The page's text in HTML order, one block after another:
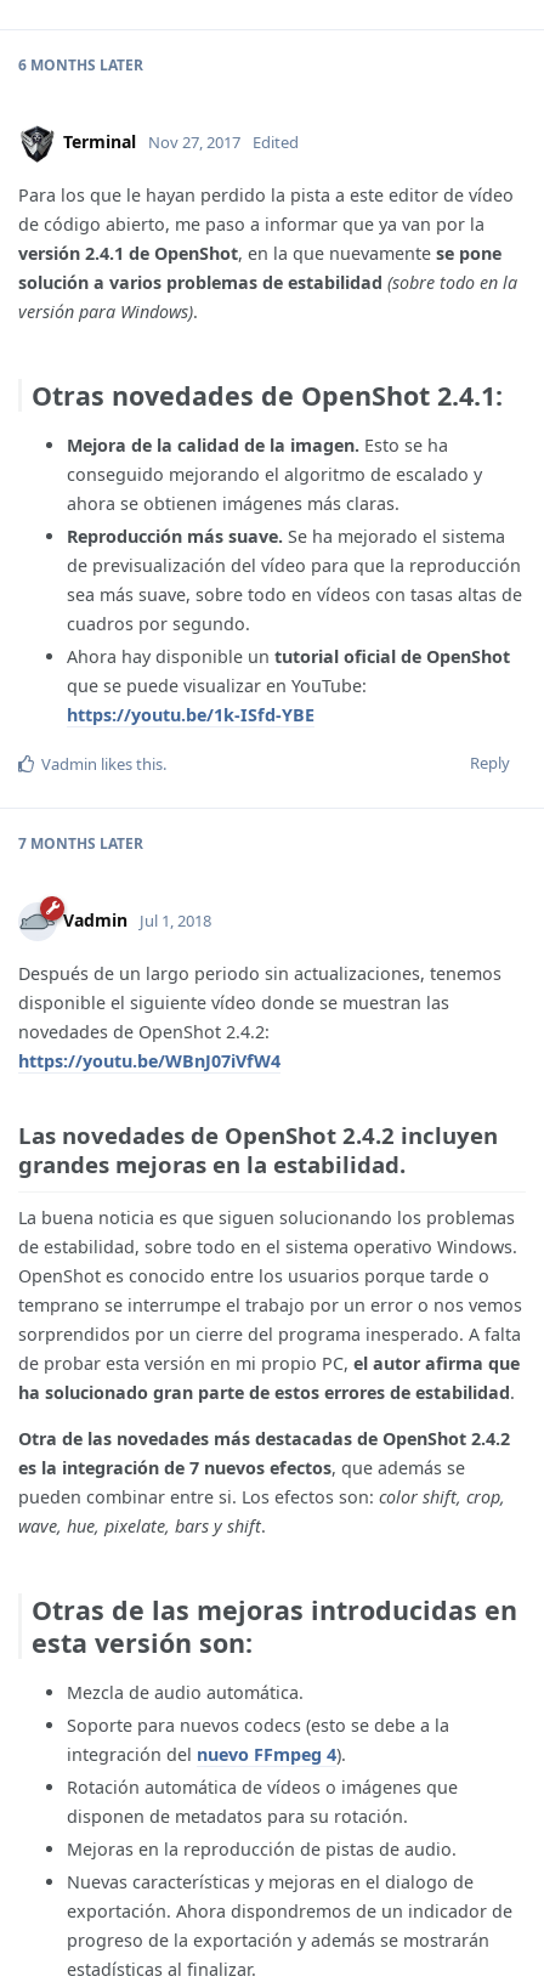
6 MONTHS LATER
Terminal Nov 27, 2017 Edited
Para los que le hayan perdido la pista a este editor de vídeo
de código abierto, me paso a informar que ya van por la
versión 2.4.1 de OpenShot, en la que nuevamente se pone
solución a varios problemas de estabilidad (sobre todo en la
versión para Windows).
Otras novedades de OpenShot 2.4.1:
Mejora de la calidad de la imagen. Esto se ha
conseguido mejorando el algoritmo de escalado y
ahora se obtienen imágenes más claras.
Reproducción más suave. Se ha mejorado el sistema
de previsualización del vídeo para que la reproducción
sea más suave, sobre todo en vídeos con tasas altas de
cuadros por segundo.
Ahora hay disponible un tutorial oficial de OpenShot
que se puede visualizar en YouTube:
https://youtu.be/1k-ISfd-YBE
Reply
Vadmin likes this.
7 MONTHS LATER
Vadmin Jul 1, 2018
Después de un largo periodo sin actualizaciones, tenemos
disponible el siguiente vídeo donde se muestran las
novedades de OpenShot 2.4.2:
https://youtu.be/WBnJ07iVfW4
Las novedades de OpenShot 2.4.2 incluyen
grandes mejoras en la estabilidad.
La buena noticia es que siguen solucionando los problemas
de estabilidad, sobre todo en el sistema operativo Windows.
OpenShot es conocido entre los usuarios porque tarde o
temprano se interrumpe el trabajo por un error o nos vemos
sorprendidos por un cierre del programa inesperado. A falta
de probar esta versión en mi propio PC, el autor afirma que
ha solucionado gran parte de estos errores de estabilidad.
Otra de las novedades más destacadas de OpenShot 2.4.2
es la integración de 7 nuevos efectos, que además se
pueden combinar entre si. Los efectos son: color shift, crop,
wave, hue, pixelate, bars y shift.
Otras de las mejoras introducidas en
esta versión son:
Mezcla de audio automática.
Soporte para nuevos codecs (esto se debe a la
integración del nuevo FFmpeg 4).
Rotación automática de vídeos o imágenes que
disponen de metadatos para su rotación.
Mejoras en la reproducción de pistas de audio.
Nuevas características y mejoras en el dialogo de
exportación. Ahora dispondremos de un indicador de
progreso de la exportación y además se mostrarán
estadísticas al finalizar.